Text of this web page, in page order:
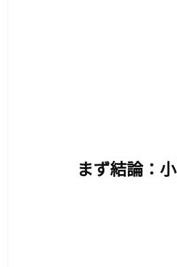
まず結論：